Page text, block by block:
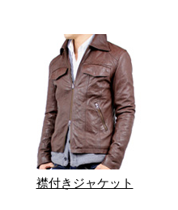
襟付きジャケット